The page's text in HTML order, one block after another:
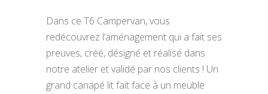
Dans ce T6 Campervan, vous
redécouvrez l’aménagement qui a fait ses
preuves, créé, désigné et réalisé dans
notre atelier et validé par nos clients ! Un
grand canapé lit fait face à un meuble